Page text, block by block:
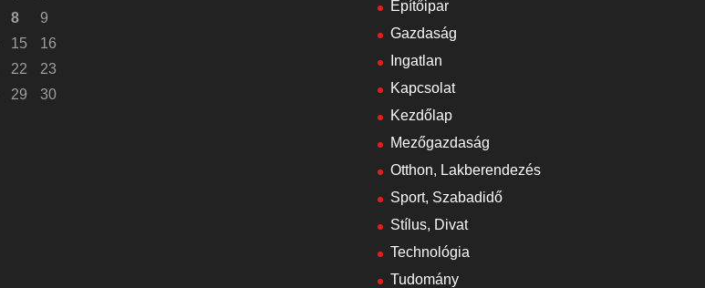
8
9
15
16
22
23
29
30
Építőipar
Gazdaság
Ingatlan
Kapcsolat
Kezdőlap
Mezőgazdaság
Otthon, Lakberendezés
Sport, Szabadidő
Stílus, Divat
Technológia
Tudomány